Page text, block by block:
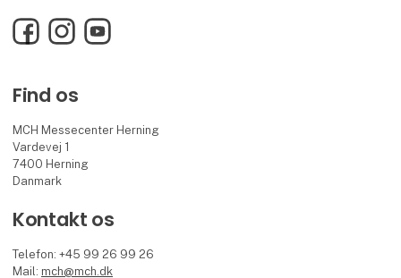
FacebookInstagramYouTube
Find os
MCH Messecenter Herning
Vardevej 1
7400 Herning
Danmark
Kontakt os
Telefon: +45 99 26 99 26
Mail: mch@mch.dk